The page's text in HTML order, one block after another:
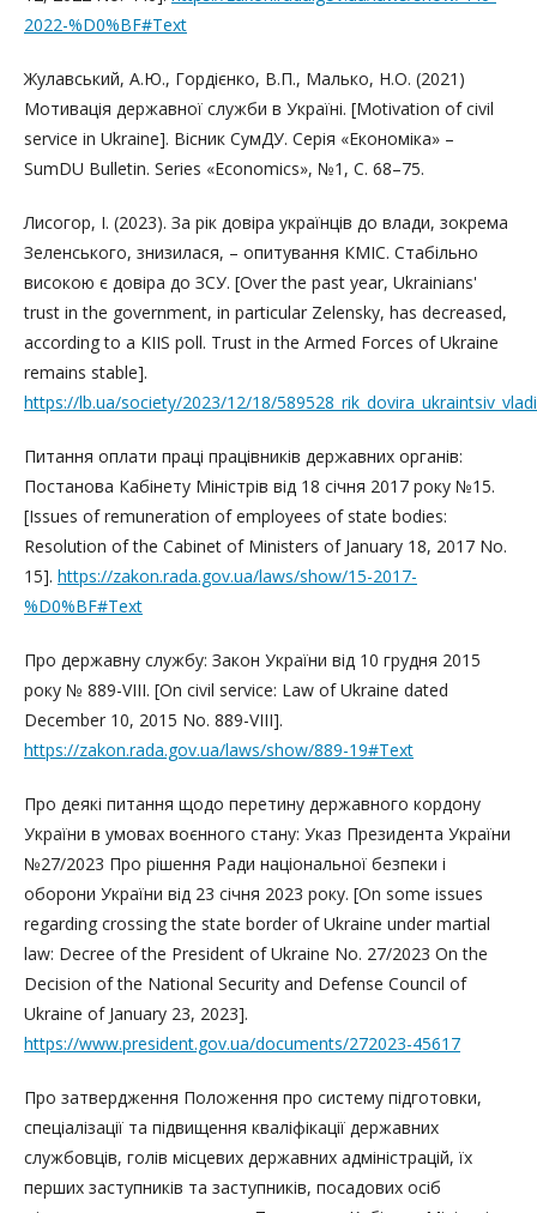
2022-%D0%BF#Text
Жулавський, А.Ю., Гордієнко, В.П., Малько, Н.О. (2021)
Мотивація державної служби в Україні. [Motivation of civil
service in Ukraine]. Вісник СумДУ. Серія «Економіка» –
SumDU Bulletin. Series «Economics», №1, С. 68–75.
Лисогор, І. (2023). За рік довіра українців до влади, зокрема
Зеленського, знизилася, – опитування КМІС. Стабільно
високою є довіра до ЗСУ. [Over the past year, Ukrainians'
trust in the government, in particular Zelensky, has decreased,
according to a KIIS poll. Trust in the Armed Forces of Ukraine
remains stable].
https://lb.ua/society/2023/12/18/
Питання оплати праці працівників державних органів:
Постанова Кабінету Міністрів від 18 січня 2017 року №15.
[Issues of remuneration of employees of state bodies:
Resolution of the Cabinet of Ministers of January 18, 2017 No.
15]. https://zakon.rada.gov.ua/laws/show/15-2017-
%D0%BF#Text
Про державну службу: Закон України від 10 грудня 2015
року № 889-VIII. [On civil service: Law of Ukraine dated
December 10, 2015 No. 889-VIII].
https://zakon.rada.gov.ua/laws/show/889-19#Text
Про деякі питання щодо перетину державного кордону
України в умовах воєнного стану: Указ Президента України
№27/2023 Про рішення Ради національної безпеки і
оборони України від 23 січня 2023 року. [On some issues
regarding crossing the state border of Ukraine under martial
law: Decree of the President of Ukraine No. 27/2023 On the
Decision of the National Security and Defense Council of
Ukraine of January 23, 2023].
https://www.president.gov.ua/documents/272023-45617
Про затвердження Положення про систему підготовки,
спеціалізації та підвищення кваліфікації державних
службовців, голів місцевих державних адміністрацій, їх
перших заступників та заступників, посадових осіб